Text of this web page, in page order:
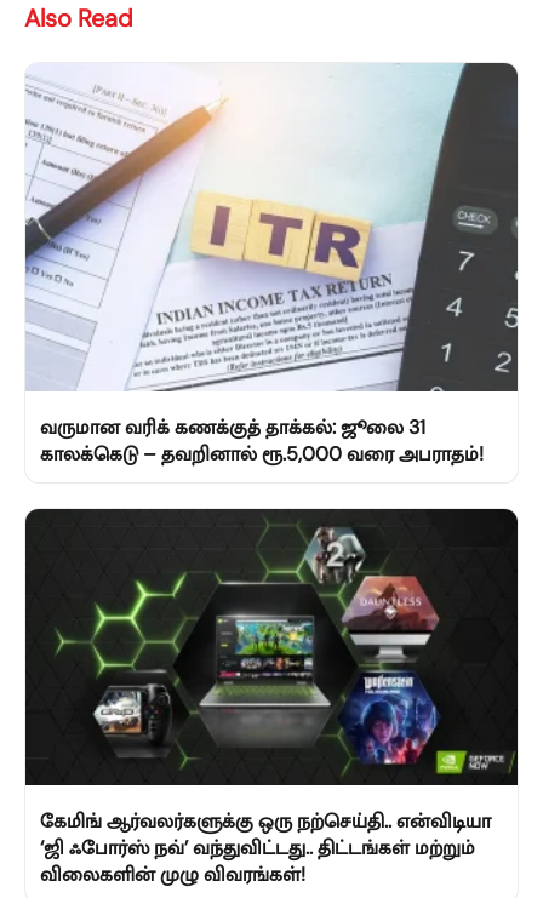
Also Read
வருமான வரிக் கணக்குத் தாக்கல்: ஜூலை 31
காலக்கெடு – தவறினால் ரூ.5,000 வரை அபராதம்!
கேமிங் ஆர்வலர்களுக்கு ஒரு நற்செய்தி.. என்விடியா
‘ஜி ஃபோர்ஸ் நவ்’ வந்துவிட்டது.. திட்டங்கள் மற்றும்
விலைகளின் முழு விவரங்கள்!